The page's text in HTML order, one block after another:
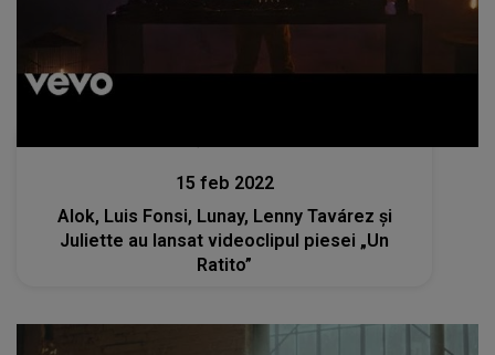
15 feb 2022
Alok, Luis Fonsi, Lunay, Lenny Tavárez și
Juliette au lansat videoclipul piesei „Un
Ratito”